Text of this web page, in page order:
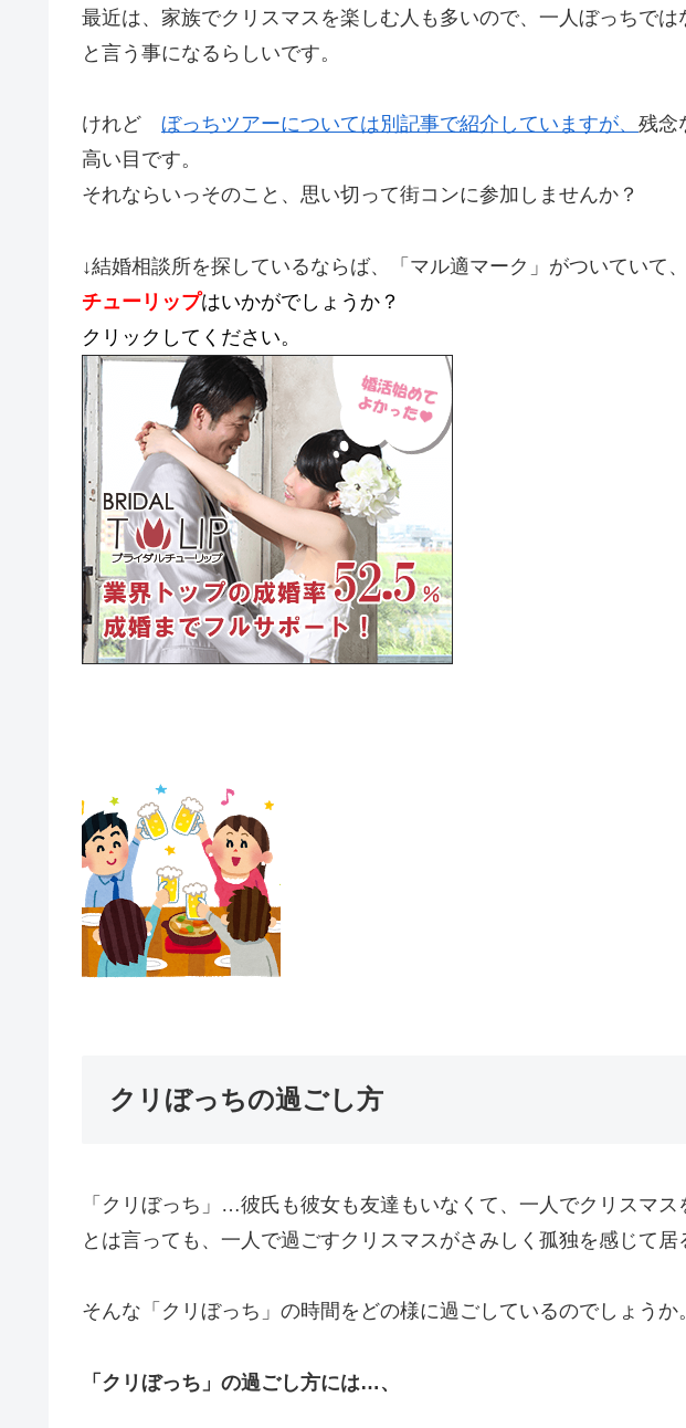
最近は、家族でクリスマスを楽しむ人も多いので、 一人ぼっちでは
と言う事になるらしいです。
けれど ぼっちツアーについては別記事で紹介していますが、 残念
高い目です。
それならいっそのこと、思い切って街コンに参加しませんか？
↓結婚相談所を探しているならば、「マル適マーク」がついていて
チューリップはいかがでしょうか？
クリックしてください。
クリぼっちの過ごし方
「クリぼっち」 …彼氏も彼女も友達もいなくて、一人でクリスマス
とは言っても、一人で過ごすクリスマスがさみしく孤独を感じて居
そんな 「クリぼっち」 の時間をどの様に過ごしているのでしょうか。
「クリぼっち」の過ごし方には…、